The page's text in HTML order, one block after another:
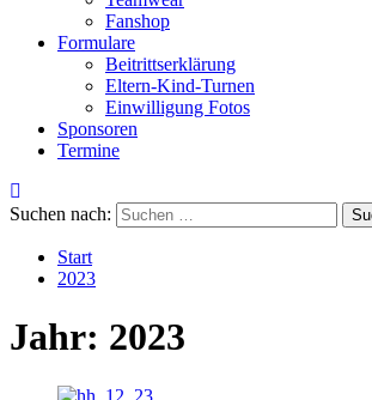
Fanshop
Formulare
Beitrittserklärung
Eltern-Kind-Turnen
Einwilligung Fotos
Sponsoren
Termine
Suchen nach:
Start
2023
Jahr: 2023